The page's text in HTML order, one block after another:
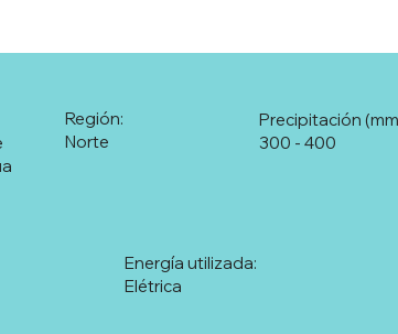
Norte
Región:
300 - 400
Precipitación
Elétrica
Energía utilizada: